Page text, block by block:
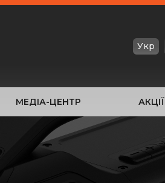
Укр
МЕДІА-ЦЕНТР АКЦІЇ